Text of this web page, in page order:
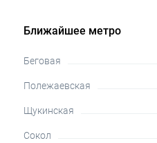
Ближайшее метро
Беговая
Полежаевская
Щукинская
Сокол